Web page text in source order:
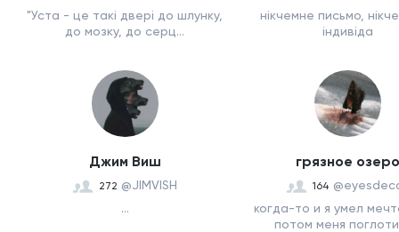
"Уста - це такі двері до шлунку,
до мозку, до серц...
нікчемне письмо,
індивіда
Джим Виш
272 @JIMVISH
...
грязное озеро
164
когда-то и я умел
потом меня